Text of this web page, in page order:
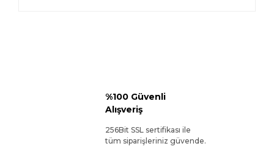
%100 Güvenli
Alışveriş
256Bit SSL sertifikası ile
tüm siparişleriniz güvende.